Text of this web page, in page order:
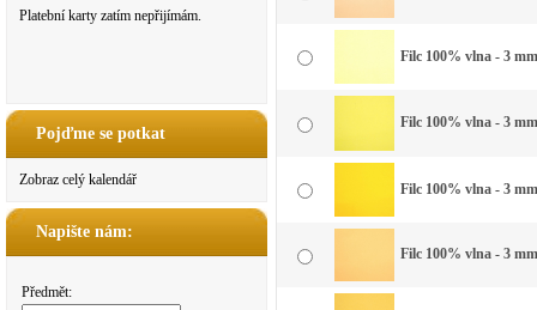
Platební karty zatím nepřijímám.
Pojďme se potkat
Zobraz celý kalendář
Napište nám:
Předmět:
Filc 100% vlna - 3
Filc 100% vlna - 3
Filc 100% vlna - 3
Filc 100% vlna - 3